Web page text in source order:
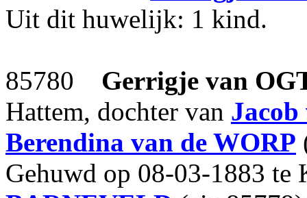
Uit dit huwelijk: 1 kind.
85780 Gerrigje van
Hattem, dochter van Jacob
Berendina van de WORP
Gehuwd op 08-03-1883 te